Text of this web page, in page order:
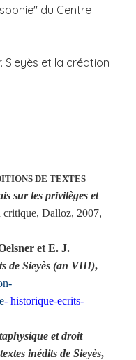
du Centre
Sieyès et la création
DE TEXTES
sur les privilèges et
Dalloz, 2007,
et E. J.
de Sieyès (an VIII),
- historique-ecrits-
et droit
inédits de Sieyès,